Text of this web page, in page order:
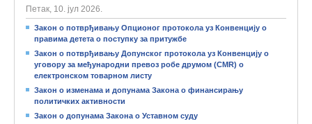
Петак, 10. јул 2026.
Закон о потврђивању Опционог протокола уз Конвенцију о
правима детета о поступку за притужбе
Закон о потврђивању Допунског протокола уз Конвенцију о
уговору за међународни превоз робе друмом (CMR) о
електронском товарном листу
Закон о изменама и допунама Закона о финансирању
политичких активности
Закон о допунама Закона о Уставном суду